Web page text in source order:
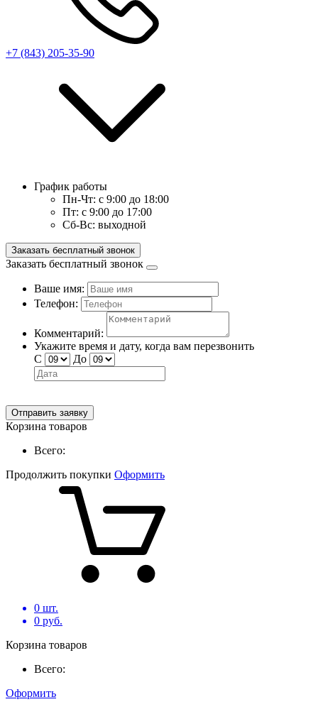
+7 (843) 205-35-90
График работы
Пн-Чт: с 9:00 до 18:00
Пт: с 9:00 до 17:00
Сб-Вс: выходной
Заказать бесплатный звонок
Заказать бесплатный звонок
Ваше имя:
Телефон:
Комментарий:
Укажите время и дату, когда вам перезвонить
С
До
Отправить заявку
Корзина товаров
Всего:
Продолжить покупки Оформить
0 шт.
0 руб.
Корзина товаров
Всего:
Оформить